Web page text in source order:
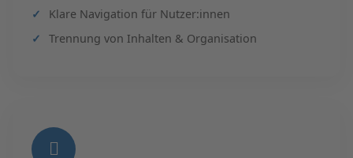
Klare Navigation für Nutzer:innen
Trennung von Inhalten & Organisation